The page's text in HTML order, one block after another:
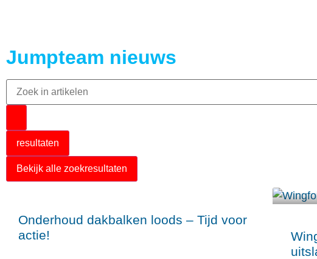
Jumpteam nieuws
resultaten
Bekijk alle zoekresultaten
Onderhoud dakbalken loods – Tijd voor
actie!